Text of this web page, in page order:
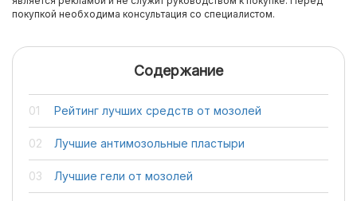
покупкой необходима консультация со специалистом.
Содержание
Рейтинг лучших средств от мозолей
Лучшие антимозольные пластыри
Лучшие гели от мозолей